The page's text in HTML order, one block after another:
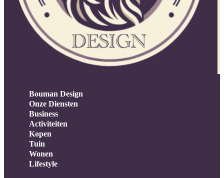
Bouman Design
Onze Diensten
Business
Activiteiten
Kopen
Tuin
Wonen
Lifestyle